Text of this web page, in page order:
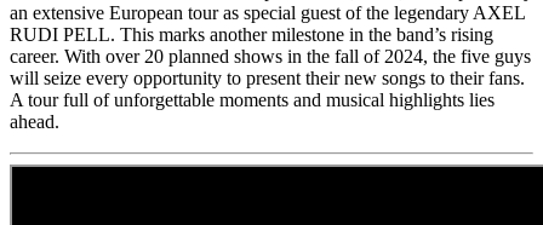
an extensive European tour as special guest of the legendary AXEL
RUDI PELL. This marks another milestone in the band’s rising
career. With over 20 planned shows in the fall of 2024, the five guys
will seize every opportunity to present their new songs to their fans.
A tour full of unforgettable moments and musical highlights lies
ahead.